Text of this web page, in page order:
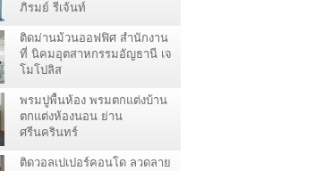
ภิรมย์ รีเจ้นท์
ติดม่านม้วนออฟฟิศ สำนักงาน
ที่ นิคมอุตสาหกรรมอัญธานี เจ
โมโปลิส
พรมปูพื้นห้อง พรมตกแต่งบ้าน
ตกแต่งห้องนอน ย่าน
ศรีนครินทร์
ติดวอลเปเปอร์คอนโด ลวดลาย